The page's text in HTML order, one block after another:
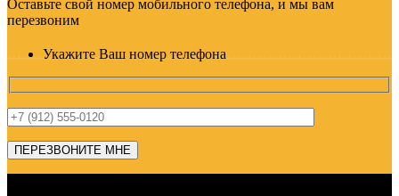
Оставьте свой номер мобильного телефона, и мы вам
перезвоним
Укажите Ваш номер телефона